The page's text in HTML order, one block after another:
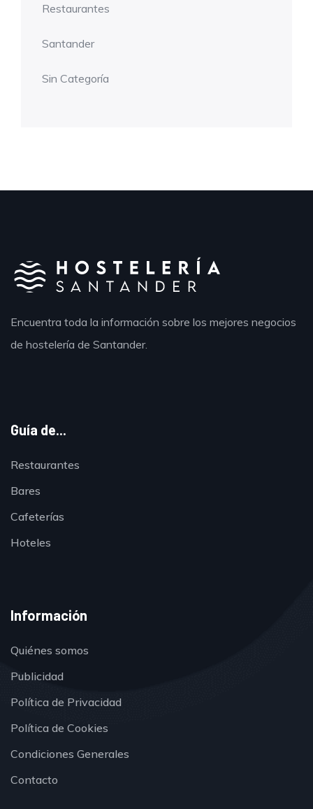
Restaurantes
Santander
Sin Categoría
Encuentra toda la información sobre los mejores negocios
de hostelería de Santander.
Guía de...
Restaurantes
Bares
Cafeterías
Hoteles
Información
Quiénes somos
Publicidad
Política de Privacidad
Política de Cookies
Condiciones Generales
Contacto